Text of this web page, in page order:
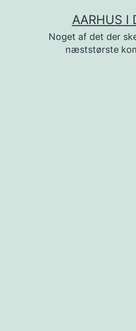
AARHUS I
Noget af det der
næststørste